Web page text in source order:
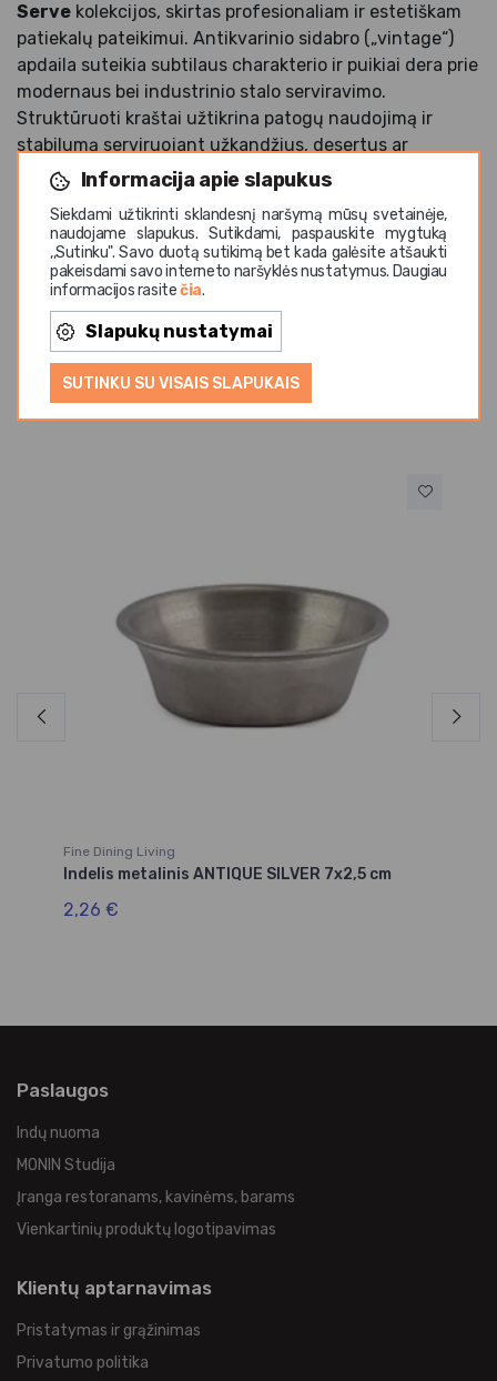
Informacija apie slapukus
Siekdami užtikrinti sklandesnį naršymą mūsų svetainėje,
naudojame slapukus. Sutikdami, paspauskite mygtuką
,,Sutinku". Savo duotą sutikimą bet kada galėsite atšaukti
pakeisdami savo interneto naršyklės nustatymus. Daugiau
informacijos rasitečia.
Slapukų nustatymai
SUTINKU SU VISAIS SLAPUKAIS
Serve kolekcijos, skirtas profesionaliam ir estetiškam
patiekalų pateikimui. Antikvarinio sidabro („vintage“)
apdaila suteikia subtilaus charakterio ir puikiai dera prie
modernaus bei industrinio stalo serviravimo.
Struktūruoti kraštai užtikrina patogų naudojimą ir
stabilumą serviruojant užkandžius, desertus ar
gėrimus. Tvirtas nerūdijantis plienas garantuoja
todėl padėklas puikiai tinka tiek namams, tiek
profesionaliaiHoReCaaplinkai.
Panašios prekės
Fine Dining Living
Indelis metalinis ANTIQUE SILVER 7x2,5 cm
2,26 €
Paslaugos
Indų nuoma
MONIN Studija
Įranga restoranams, kavinėms, barams
Vienkartinių produktų logotipavimas
Klientų aptarnavimas
Pristatymas ir grąžinimas
Privatumo politika